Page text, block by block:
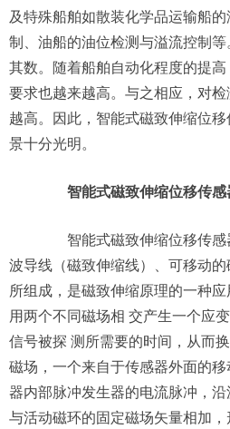
及特殊船舶如散装化学品运输船
制、油船的油位检测与溢流控制
其数。随着船舶自动化程度的提
要求也越来越高。与之相应，对
越高。因此，智能式磁致伸缩位
景十分光明。
智能式磁致伸缩位移传感
智能式磁致伸缩位移传感
波导线（磁致伸缩线）、可移动
所组成，是磁致伸缩原理的一种
用两个不同磁场相 交产生一个应
信号被探 测所需要的时间，从而
磁场，一个来自于传感器外面的
器内部脉冲发生器的电流脉冲，
与活动磁环的固定磁场矢量相加